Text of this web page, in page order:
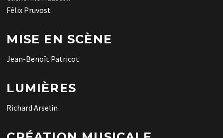
Félix Pruvost
MISE EN SCÈNE
Jean-Benoît Patricot
LUMIÈRES
Richard Arselin